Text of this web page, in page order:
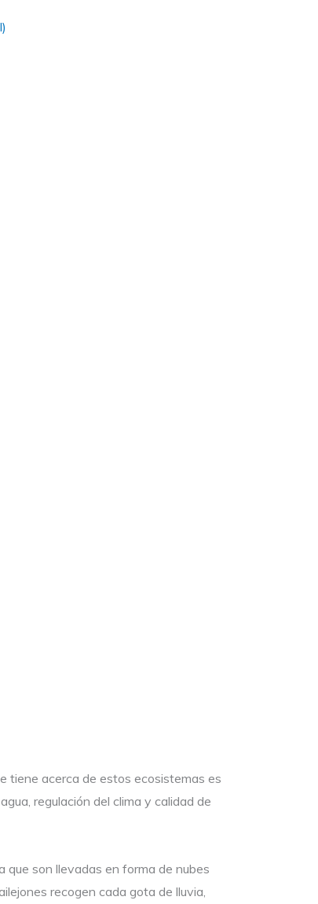
tiene acerca de estos ecosistemas es
regulación del clima y calidad de
que son llevadas en forma de nubes
recogen cada gota de lluvia,